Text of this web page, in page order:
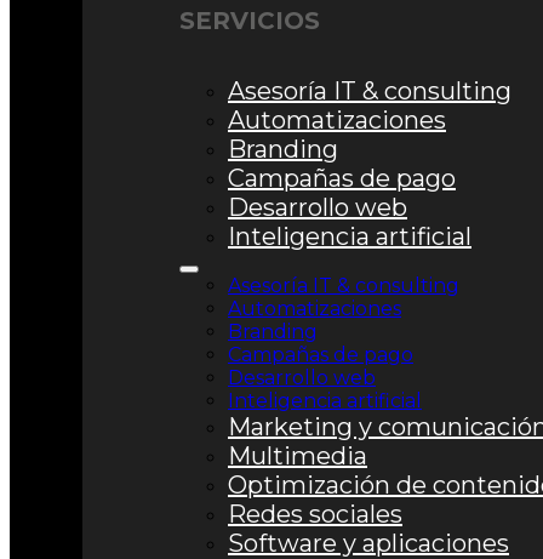
SERVICIOS
Asesoría IT & consulting
Automatizaciones
Branding
Campañas de pago
Desarrollo web
Inteligencia artificial
Asesoría IT & consulting
Automatizaciones
Branding
Campañas de pago
Desarrollo web
Inteligencia artificial
Marketing y
Multimedia
Optimización de
Redes sociales
Software y aplicaciones